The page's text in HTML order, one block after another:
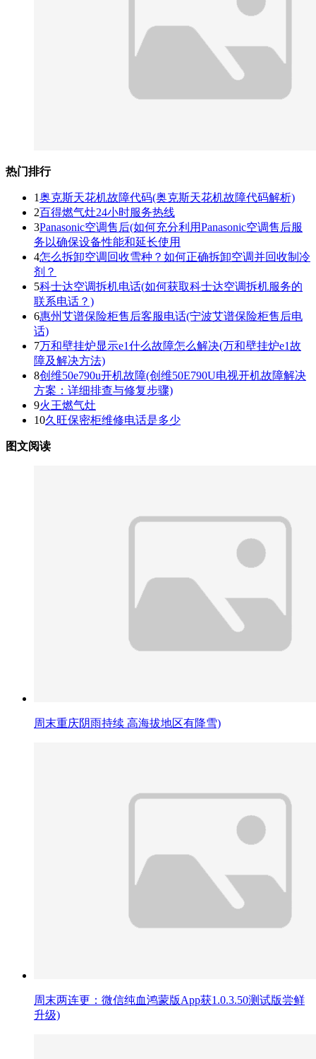
热门排行
1奥克斯天花机故障代码(奥克斯天花机故障代码解析)
2百得燃气灶24小时服务热线
3Panasonic空调售后(如何充分利用Panasonic空调售后服
务以确保设备性能和延长使用
4怎么拆卸空调回收雪种？如何正确拆卸空调并回收制冷
剂？
5科士达空调拆机电话(如何获取科士达空调拆机服务的
联系电话？)
6惠州艾谱保险柜售后客服电话(宁波艾谱保险柜售后电
话)
7万和壁挂炉显示e1什么故障怎么解决(万和壁挂炉e1故
障及解决方法)
8创维50e790u开机故障(创维50E790U电视开机故障解决
方案：详细排查与修复步骤)
9火王燃气灶
10久旺保密柜维修电话是多少
图文阅读
周末重庆阴雨持续 高海拔地区有降雪)
周末两连更：微信纯血鸿蒙版App获1.0.3.50测试版尝鲜
升级)